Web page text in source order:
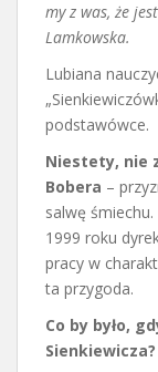
my z was, że
Lamkowska.
Lubiana
podstawówce.
Niestety, nie
Bobera –
salwę
1999 roku
pracy w
ta przygoda.
Co by było,
Sienkiewicza?